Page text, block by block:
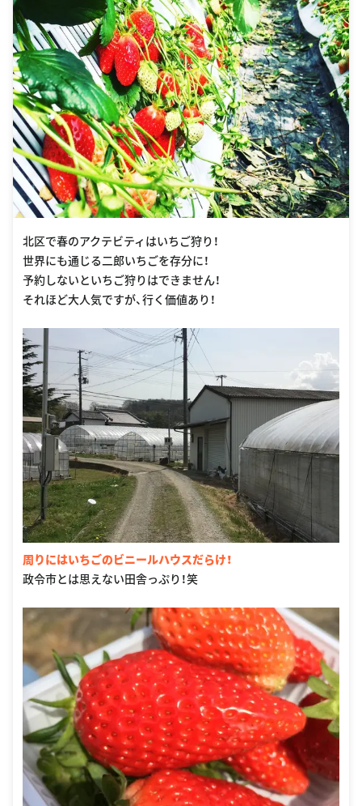
北区で春のアクテビティはいちご狩り！
世界にも通じる二郎いちごを存分に！
予約しないといちご狩りはできません！
それほど大人気ですが、行く価値あり！
周りにはいちごのビニールハウスだらけ！
政令市とは思えない田舎っぷり！笑